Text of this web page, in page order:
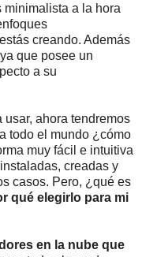
minimalista a la hora
creando. Además
que posee un
a su
ahora tendremos
todo el mundo ¿cómo
muy fácil e intuitiva
creadas y
casos. Pero, ¿qué es
qué elegirlo para mi
en la nube que